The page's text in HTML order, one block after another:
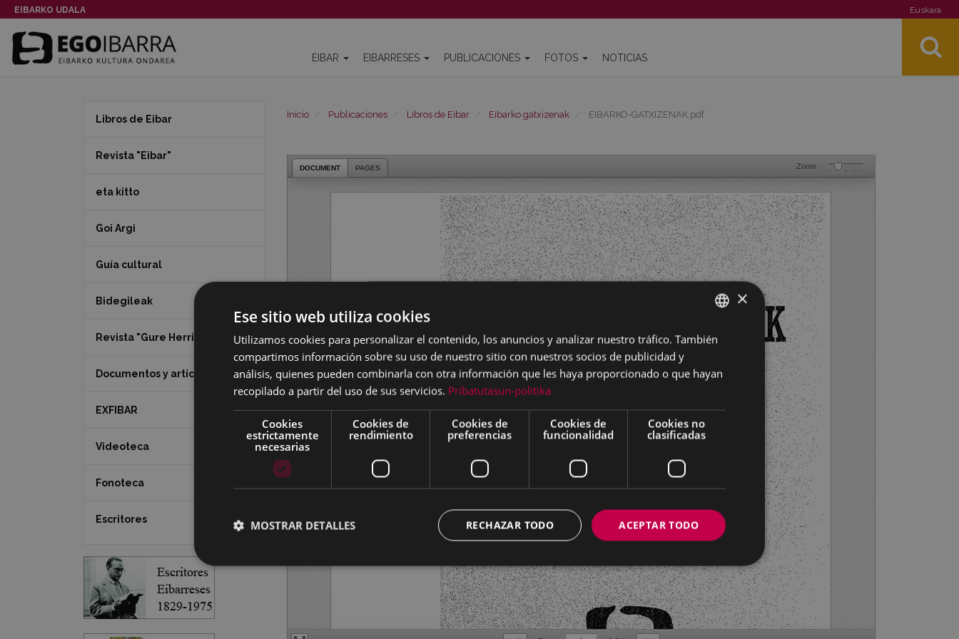
EIBARKO UDALA Euskara
EIBAR EIBARRESES PUBLICACIONES FOTOS NOTICIAS
Inicio Publicaciones Libros de Eibar Eibarko gatxizenak EIBARKO-GATXIZENAK.pdf
DOCUMENT PAGES Zoom
Libros de Eibar
Revista "Eibar"
eta kitto
Goi Argi
Guía cultural
Bidegileak
Revista "Gure Herria"
Documentos y artículos
EXFIBAR
Videoteca
Fonoteca
Escritores
BASQUE
×
Ese sitio web utiliza cookies
Utilizamos cookies para personalizar el contenido, los anuncios y analizar nuestro tráfico. También
compartimos información sobre su uso de nuestro sitio con nuestros socios de publicidad y
análisis, quienes pueden combinarla con otra información que les haya proporcionado o que hayan
recopilado a partir del uso de sus servicios. Pribatutasun-politika
Cookies
estrictamente
necesarias
Cookies de
rendimiento
Cookies de
preferencias
Cookies de
funcionalidad
Cookies no
clasificadas
ACEPTAR TODO
RECHAZAR TODO
MOSTRAR DETALLES